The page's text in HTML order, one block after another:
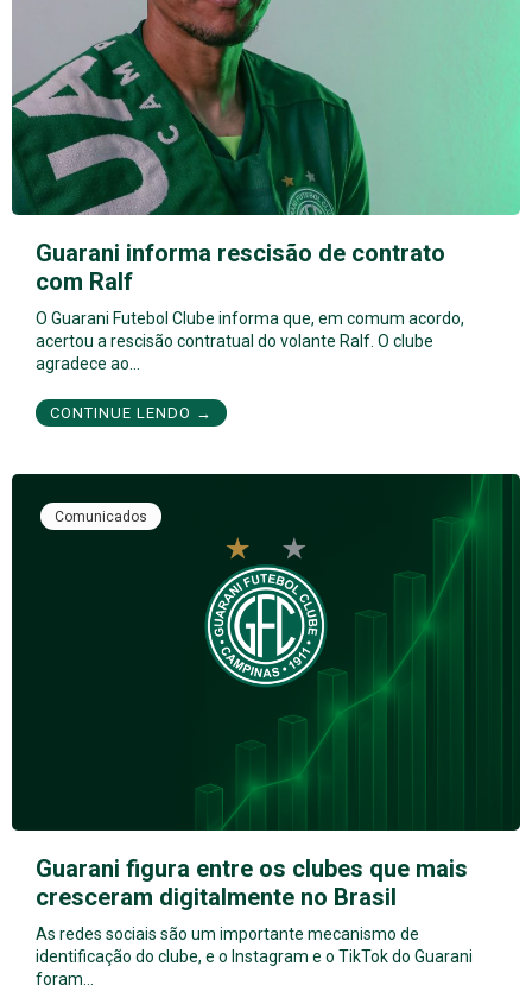
Guarani informa rescisão de contrato
com Ralf
O Guarani Futebol Clube informa que, em comum acordo,
acertou a rescisão contratual do volante Ralf. O clube
agradece ao…
CONTINUE LENDO →
Comunicados
Guarani figura entre os clubes que mais
cresceram digitalmente no Brasil
As redes sociais são um importante mecanismo de
identificação do clube, e o Instagram e o TikTok do Guarani
foram…